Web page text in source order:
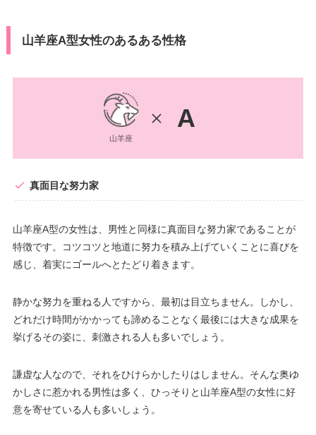
山羊座A型女性のあるある性格
山羊座
A
真面目な努力家
山羊座A型の女性は、男性と同様に真面目な努力家であることが
特徴です。コツコツと地道に努力を積み上げていくことに喜びを
感じ、着実にゴールへとたどり着きます。
静かな努力を重ねる人ですから、最初は目立ちません。しかし、
どれだけ時間がかかっても諦めることなく最後には大きな成果を
挙げるその姿に、刺激される人も多いでしょう。
謙虚な人なので、それをひけらかしたりはしません。そんな奥ゆ
かしさに惹かれる男性は多く、ひっそりと山羊座A型の女性に好
意を寄せている人も多いしょう。